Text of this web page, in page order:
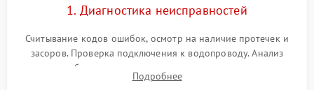
циркуляционным насосом
2100 ₽ Подробнее →
1. Диагностика неисправностей
Считывание кодов ошибок, осмотр на наличие протечек и
засоров. Проверка подключения к водопроводу. Анализ
жалоб на отсутствие слива, нагрева, вращения
разбрызгивателей или срабатывание системы защиты
Подробнее